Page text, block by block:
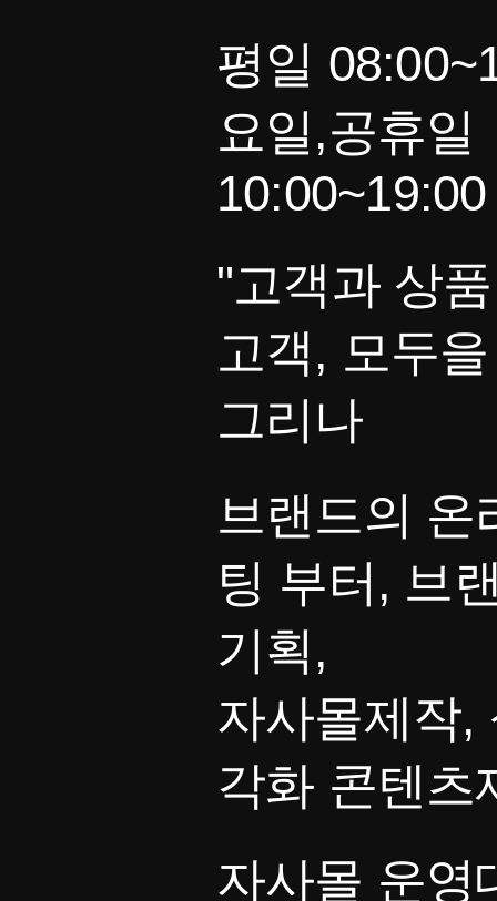
평일
요일,공휴일
10:00~19:00
"고객과 상
고객, 모두
그리나
브랜드의 온
팅 부터, 브
기획,
자사몰제작,
각화 콘텐츠
자사몰 운영